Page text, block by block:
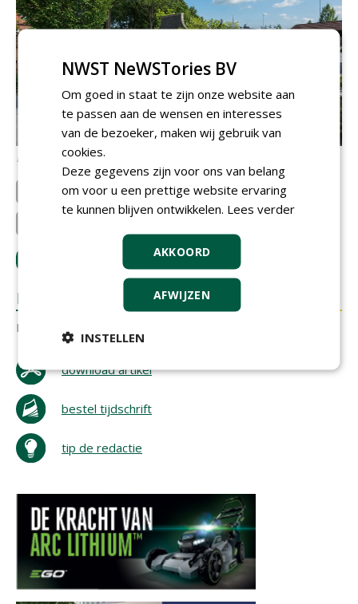
De Terras & Trends-showtuinen zijn een bezoek waard.
Buiter Beton Hoveniersbedrijf L.T. Mad...
met je e-mailadres om te reageren.
REACTIES
Er zijn nog geen reacties.
download artikel
bestel tijdschrift
tip de redactie
NWST NeWSTories BV
Om goed in staat te zijn onze website aan
te passen aan de wensen en interesses
van de bezoeker, maken wij gebruik van
cookies.
Deze gegevens zijn voor ons van belang
om voor u een prettige website ervaring
te kunnen blijven ontwikkelen. Lees verder
AKKOORD
AFWIJZEN
INSTELLEN